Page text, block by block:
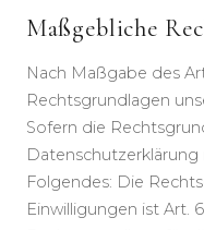
Maßgebliche
Nach Maßgabe des
Rechtsgrundlagen
Sofern die
Folgendes: Die
Einwilligungen ist Art.